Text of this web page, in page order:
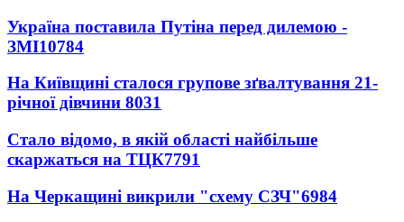
Україна поставила Путіна перед дилемою -
ЗМІ10784
На Київщині сталося групове зґвалтування 21-
річної дівчини 8031
Стало відомо, в якій області найбільше
скаржаться на ТЦК7791
На Черкащині викрили "схему СЗЧ"6984